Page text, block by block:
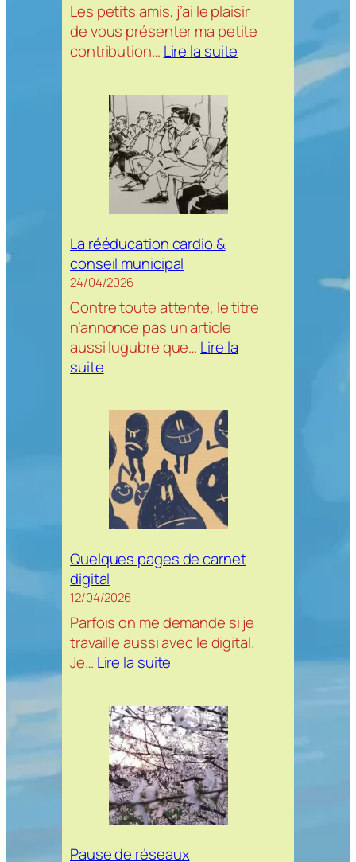
Les petits amis, j’ai le plaisir
de vous présenter ma petite
contribution… Lire la suite
La rééducation cardio &
conseil municipal
24/04/2026
Contre toute attente, le titre
n’annonce pas un article
aussi lugubre que… Lire la
suite:
rééducation
cardio
&
conseil
municipal
Quelques pages de carnet
digital
12/04/2026
Parfois on me demande si je
travaille aussi avec le digital.
Je… Lire la suite
pages
de
carnet
digital
Pause de réseaux